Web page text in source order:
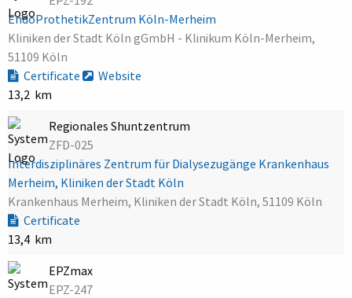
EndoProthetikZentrum Köln-Merheim
Kliniken der Stadt Köln gGmbH - Klinikum Köln-Merheim,
51109 Köln
Certificate
Website
13,2 km
Regionales Shuntzentrum
ZFD-025
Interdisziplinäres Zentrum für Dialysezugänge Krankenhaus
Merheim, Kliniken der Stadt Köln
Krankenhaus Merheim, Kliniken der Stadt Köln, 51109 Köln
Certificate
13,4 km
EPZmax
EPZ-247